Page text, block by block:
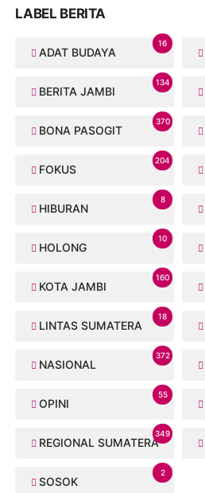
LABEL BERITA
ADAT BUDAYA
16
BERITA JAMBI
134
BONA PASOGIT
370
FOKUS
204
HIBURAN
8
HOLONG
10
KOTA JAMBI
160
LINTAS SUMATERA
18
NASIONAL
372
OPINI
55
REGIONAL SUMATERA
349
SOSOK
2